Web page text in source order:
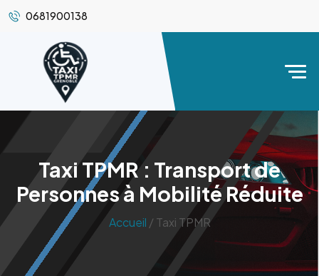
0681900138
Taxi TPMR : Transport de
Personnes à Mobilité Réduite
Accueil / Taxi TPMR